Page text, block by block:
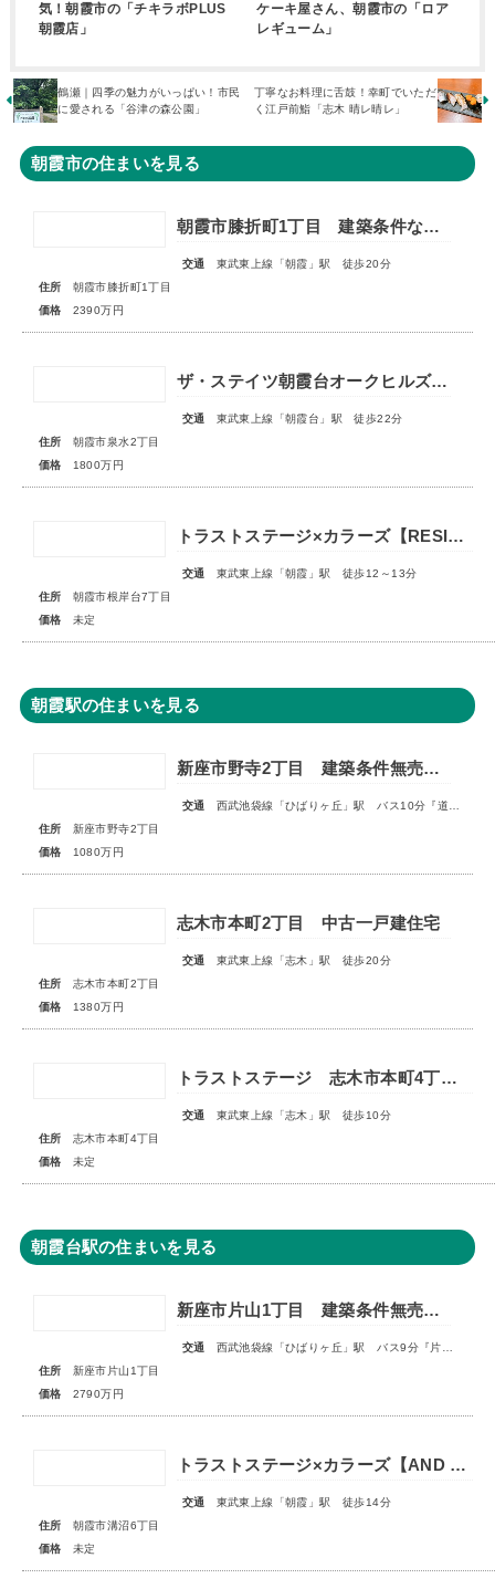
気！朝霞市の「チキラボPLUS
朝霞店」
ケーキ屋さん、朝霞市の「ロア
レギューム」
鶴瀬｜四季の魅力がいっぱい！市民
に愛される「谷津の森公園」
丁寧なお料理に舌鼓！幸町でいただ
く江戸前鮨「志木 晴レ晴レ」
朝霞市の住まいを見る
朝霞市膝折町1丁目 建築条件なし売地 全1区画
交通
東武東上線「朝霞」駅 徒歩20分
住所
朝霞市膝折町1丁目
価格
2390万円
ザ・ステイツ朝霞台オークヒルズ 1階部分
交通
東武東上線「朝霞台」駅 徒歩22分
住所
朝霞市泉水2丁目
価格
1800万円
トラストステージ×カラーズ【RESIDENCE】朝霞市根岸台7丁目41期 全13区画第一期分譲 宅地分譲第二期分譲 新築分譲住宅 ◇販売予告◇
交通
東武東上線「朝霞」駅 徒歩12～13分
住所
朝霞市根岸台7丁目
価格
未定
朝霞駅の住まいを見る
新座市野寺2丁目 建築条件無売地 全1区画
交通
西武池袋線「ひばりヶ丘」駅 バス10分『道場』停歩4分
住所
新座市野寺2丁目
価格
1080万円
志木市本町2丁目 中古一戸建住宅
交通
東武東上線「志木」駅 徒歩20分
住所
志木市本町2丁目
価格
1380万円
トラストステージ 志木市本町4丁目17期 全7区画■第一期分譲 販売予告■
交通
東武東上線「志木」駅 徒歩10分
住所
志木市本町4丁目
価格
未定
朝霞台駅の住まいを見る
新座市片山1丁目 建築条件無売地 全1区画
交通
西武池袋線「ひばりヶ丘」駅 バス9分『片山小学校』停歩3分
住所
新座市片山1丁目
価格
2790万円
トラストステージ×カラーズ【AND PLUS】朝霞市溝沼6丁目22期 全2棟◇販売予告◇
交通
東武東上線「朝霞」駅 徒歩14分
住所
朝霞市溝沼6丁目
価格
未定